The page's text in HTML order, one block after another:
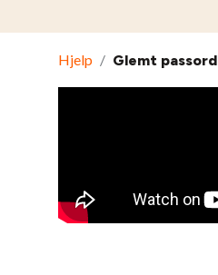
Hjelp / Glemt passord